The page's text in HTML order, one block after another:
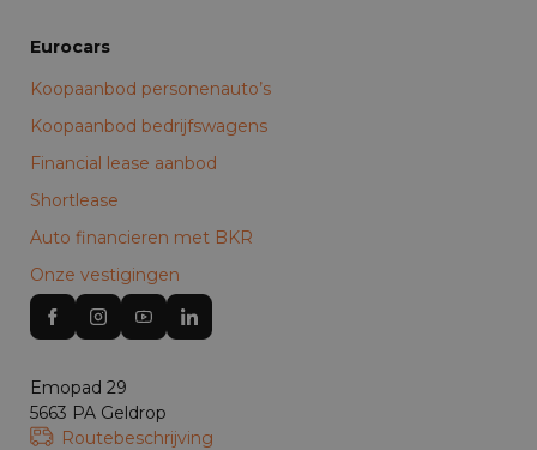
Eurocars
Koopaanbod personenauto’s
Koopaanbod bedrijfswagens
Financial lease aanbod
Shortlease
Auto financieren met BKR
Onze vestigingen
Emopad 29
5663 PA Geldrop
Routebeschrijving